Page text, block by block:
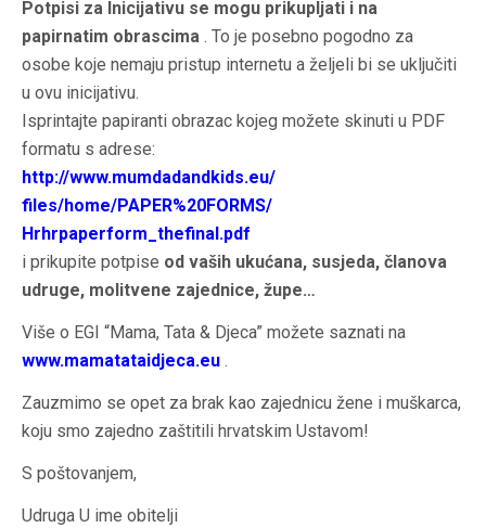
Potpisi za Inicijativu se mogu prikupljati i na
papirnatim obrascima . To je posebno pogodno za
osobe koje nemaju pristup internetu a željeli bi se uključiti
u ovu inicijativu.
Isprintajte papiranti obrazac kojeg možete skinuti u PDF
formatu s adrese:
http://www.mumdadandkids.eu/
files/home/PAPER%20FORMS/
Hrhrpaperform_thefinal.pdf
i prikupite potpise od vaših ukućana, susjeda, članova
udruge, molitvene zajednice, župe…
Više o EGI “Mama, Tata & Djeca” možete saznati na
www.mamatataidjeca.eu .
Zauzmimo se opet za brak kao zajednicu žene i muškarca,
koju smo zajedno zaštitili hrvatskim Ustavom!
S poštovanjem,
Udruga U ime obitelji